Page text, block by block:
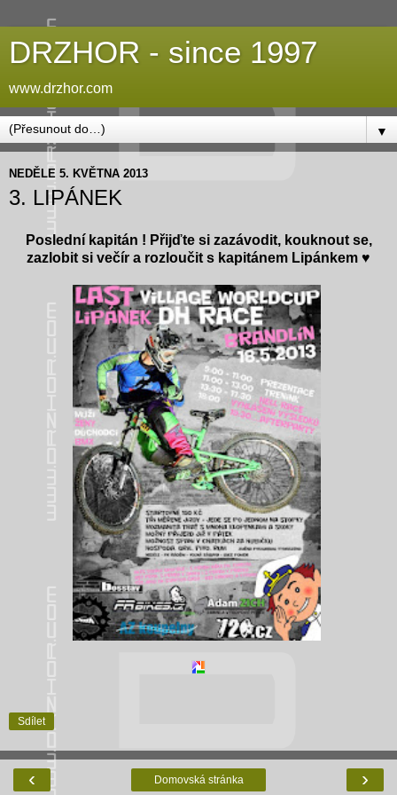
DRZHOR - since 1997
www.drzhor.com
▼
NEDĚLE 5. KVĚTNA 2013
3. LIPÁNEK
Poslední kapitán ! Přijďte si zazávodit, kouknout se,
zazlobit si večír a rozloučit s kapitánem Lipánkem ♥
Sdílet
‹ ›
Domovská stránka